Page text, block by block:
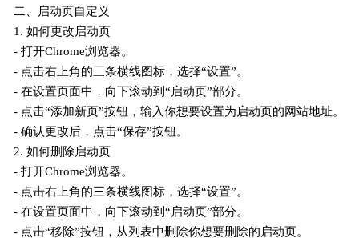
二、启动页自定义
1. 如何更改启动页
- 打开Chrome浏览器。
- 点击右上角的三条横线图标，选择“设置”。
- 在设置页面中，向下滚动到“启动页”部分。
- 点击“添加新页”按钮，输入你想要设置为启动页的网站地址。
- 确认更改后，点击“保存”按钮。
2. 如何删除启动页
- 打开Chrome浏览器。
- 点击右上角的三条横线图标，选择“设置”。
- 在设置页面中，向下滚动到“启动页”部分。
- 点击“移除”按钮，从列表中删除你想要删除的启动页。